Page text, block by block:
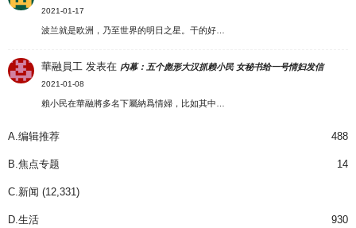
2021-01-17
波兰就是欧洲，乃至世界的明日之星。干的好…
華融員工 发表在 内幕：五个彪形大汉抓赖小民 女秘书给一号情妇发信
2021-01-08
賴小民在華融將多名下屬納爲情婦，比如其中…
A.编辑推荐 488
B.焦点专题 14
C.新闻 (12,331)
D.生活 930